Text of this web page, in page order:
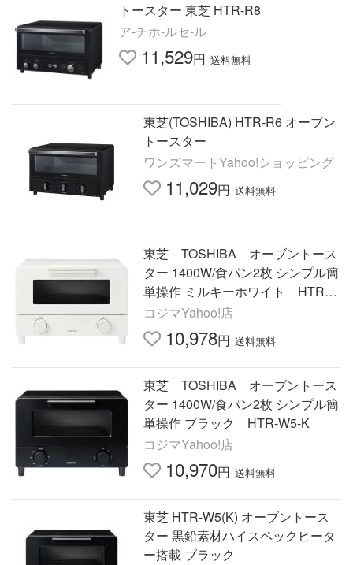
トースター 東芝 HTR-R8
ア-チホ-ルセ-ル
11,529円 送料無料
東芝(TOSHIBA) HTR-R6 オーブン
トースター
ワンズマートYahoo!ショッピング
11,029円 送料無料
東芝 TOSHIBA オーブントース
ター 1400W/食パン2枚 シンプル簡
単操作 ミルキーホワイト HTR-W
5-W
コジマYahoo!店
10,978円 送料無料
東芝 TOSHIBA オーブントース
ター 1400W/食パン2枚 シンプル簡
単操作 ブラック HTR-W5-K
コジマYahoo!店
10,970円 送料無料
東芝 HTR-W5(K) オーブントース
ター 黒鉛素材ハイスペックヒータ
ー搭載 ブラック